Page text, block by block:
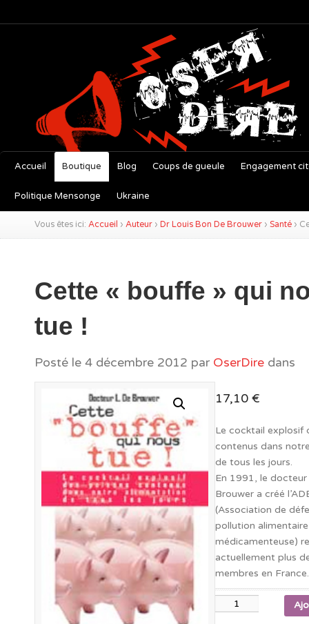
Accueil Boutique Blog Coups de gueule Engagement
Politique Mensonge Ukraine
Vous êtes ici: Accueil › Auteur › Dr Louis Bon De Brouwer › Santé ›
Cette « bouffe » qui
tue !
Posté le 4 décembre 2012 par OserDire dans
17,10€
Le cocktail explosif
contenus dans
de tous les jours.
En 1991, le
Brouwer a créé
(Association de
pollution
médicamenteuse)
actuellement plus
membres en France.
quantité